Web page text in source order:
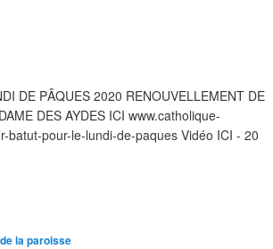
DE PÂQUES 2020 RENOUVELLEMENT DE
DES AYDES ICI www.catholique-
pour-le-lundi-de-paques Vidéo ICI - 20
la paroisse